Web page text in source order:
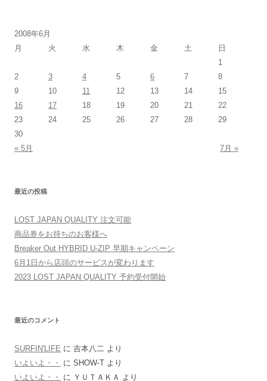
2008年6月
月
火 水 木 金 土
日
1
2
3 4 5 6 7
8
9
10 11 12 13 14
15
16
17 18 19 20 21
22
23
24 25 26 27 28
29
30
« 5月
7月 »
最近の投稿
LOST JAPAN QUALITY 注文可能
商品券をお持ちのお客様へ
Breaker Out HYBRID U-ZIP 早期キャンペーン
6月1日から店頭のサービスが変わります
2023 LOST JAPAN QUALITY 予約受付開始
最近のコメント
SURFIN'LIFE に 吉本八二 より
いよいよ・・
に SHOW-T より
いよいよ・・
に ＹＵＴＡＫＡ より